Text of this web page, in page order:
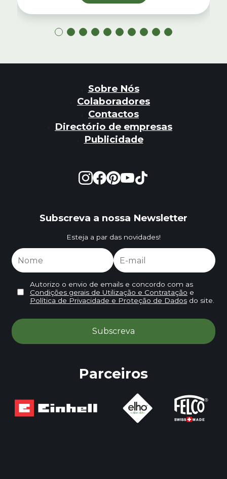
Sobre Nós
Colaboradores
Contactos
Directório de empresas
Publicidade
Subscreva a nossa Newsletter
Esteja a par das novidades!
Autorizo o envio de emails e concordo com as
Condições gerais de Utilização e Contratação e
Política de Privacidade e Proteção de Dadosdo site.
Parceiros